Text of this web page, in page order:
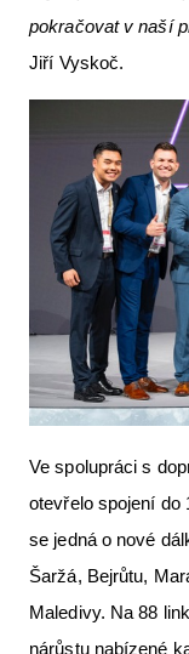
pokračovat v naší
Jiří Vyskoč.
Ve spolupráci s
otevřelo spojení do
se jedná o nové
Šaržá, Bejrůtu,
Maledivy. Na 88
nárůstu nabízené